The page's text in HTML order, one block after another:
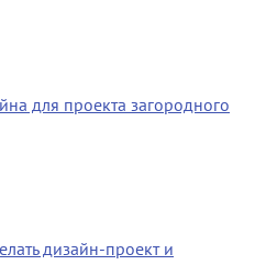
для проекта загородного
дизайн-проект и